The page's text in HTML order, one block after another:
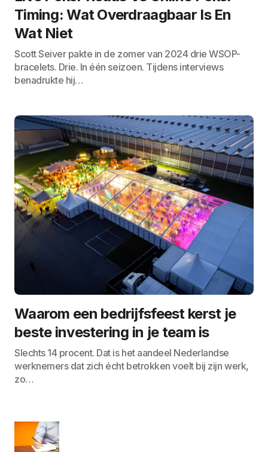
Timing: Wat Overdraagbaar Is En
Wat Niet
Scott Seiver pakte in de zomer van 2024 drie WSOP-
bracelets. Drie. In één seizoen. Tijdens interviews
benadrukte hij…
Waarom een bedrijfsfeest kerst je
beste investering in je team is
Slechts 14 procent. Dat is het aandeel Nederlandse
werknemers dat zich écht betrokken voelt bij zijn werk,
zo…